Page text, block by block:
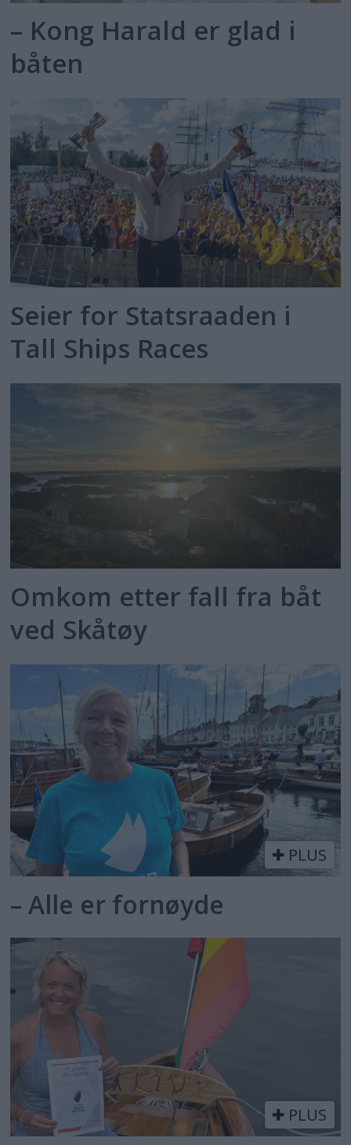
– Kong Harald er glad i
båten
Seier for Statsraaden i
Tall Ships Races
Omkom etter fall fra båt
ved Skåtøy
PLUS
– Alle er fornøyde
PLUS